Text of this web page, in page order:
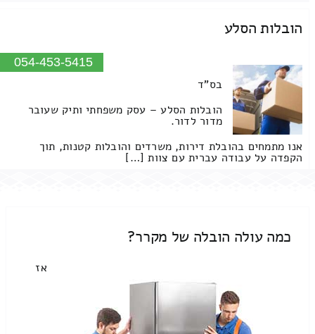
הובלות הסלע
054-453-5415
בס"ד
הובלות הסלע – עסק משפחתי ותיק שעובר
מדור לדור.
אנו מתמחים בהובלת דירות, משרדים והובלות קטנות, תוך
הקפדה על עבודה עברית עם צוות […]
כמה עולה הובלה של מקרר?
אז